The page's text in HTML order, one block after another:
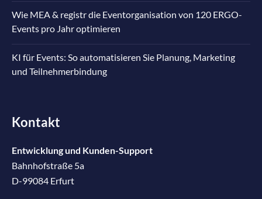
Wie MEA & registr die Eventorganisation von 120 ERGO-
Events pro Jahr optimieren
KI für Events: So automatisieren Sie Planung, Marketing
und Teilnehmerbindung
Kontakt
Entwicklung und Kunden-Support
Bahnhofstraße 5a
D-99084 Erfurt